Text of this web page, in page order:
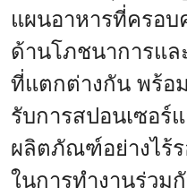
แผนอาหารที่ครอ
ด้านโภชนาการแ
ที่แตกต่างกัน พร้อ
รับการสปอนเซอร์
ผลิตภัณฑ์อย่างไร้ร
ในการทำงานร่วม